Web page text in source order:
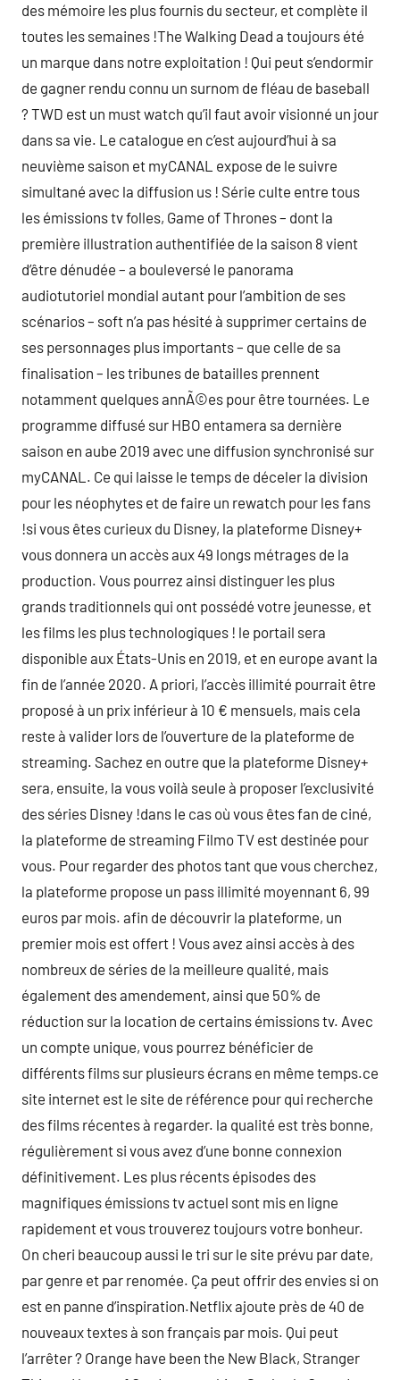
des mémoire les plus fournis du secteur, et complète il
toutes les semaines !The Walking Dead a toujours été
un marque dans notre exploitation ! Qui peut s’endormir
de gagner rendu connu un surnom de fléau de baseball
? TWD est un must watch qu’il faut avoir visionné un jour
dans sa vie. Le catalogue en c’est aujourd’hui à sa
neuvième saison et myCANAL expose de le suivre
simultané avec la diffusion us ! Série culte entre tous
les émissions tv folles, Game of Thrones – dont la
première illustration authentifiée de la saison 8 vient
d’être dénudée – a bouleversé le panorama
audiotutoriel mondial autant pour l’ambition de ses
scénarios – soft n’a pas hésité à supprimer certains de
ses personnages plus importants – que celle de sa
finalisation – les tribunes de batailles prennent
notamment quelques annÃ©es pour être tournées. Le
programme diffusé sur HBO entamera sa dernière
saison en aube 2019 avec une diffusion synchronisé sur
myCANAL. Ce qui laisse le temps de déceler la division
pour les néophytes et de faire un rewatch pour les fans
!si vous êtes curieux du Disney, la plateforme Disney+
vous donnera un accès aux 49 longs métrages de la
production. Vous pourrez ainsi distinguer les plus
grands traditionnels qui ont possédé votre jeunesse, et
les films les plus technologiques ! le portail sera
disponible aux États-Unis en 2019, et en europe avant la
fin de l’année 2020. A priori, l’accès illimité pourrait être
proposé à un prix inférieur à 10 € mensuels, mais cela
reste à valider lors de l’ouverture de la plateforme de
streaming. Sachez en outre que la plateforme Disney+
sera, ensuite, la vous voilà seule à proposer l’exclusivité
des séries Disney !dans le cas où vous êtes fan de ciné,
la plateforme de streaming Filmo TV est destinée pour
vous. Pour regarder des photos tant que vous cherchez,
la plateforme propose un pass illimité moyennant 6, 99
euros par mois. afin de découvrir la plateforme, un
premier mois est offert ! Vous avez ainsi accès à des
nombreux de séries de la meilleure qualité, mais
également des amendement, ainsi que 50% de
réduction sur la location de certains émissions tv. Avec
un compte unique, vous pourrez bénéficier de
différents films sur plusieurs écrans en même temps.ce
site internet est le site de référence pour qui recherche
des films récentes à regarder. la qualité est très bonne,
régulièrement si vous avez d’une bonne connexion
définitivement. Les plus récents épisodes des
magnifiques émissions tv actuel sont mis en ligne
rapidement et vous trouverez toujours votre bonheur.
On cheri beaucoup aussi le tri sur le site prévu par date,
par genre et par renomée. Ça peut offrir des envies si on
est en panne d’inspiration.Netflix ajoute près de 40 de
nouveaux textes à son français par mois. Qui peut
l’arrêter ? Orange have been the New Black, Stranger